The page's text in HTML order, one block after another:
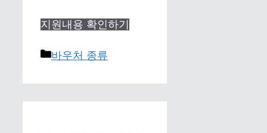
지원내용 확인하기
Categories
바우처 종류